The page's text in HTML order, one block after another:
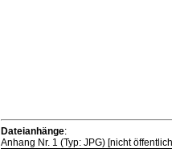
Dateianhänge:
Anhang Nr. 1 (Typ: JPG) [nicht